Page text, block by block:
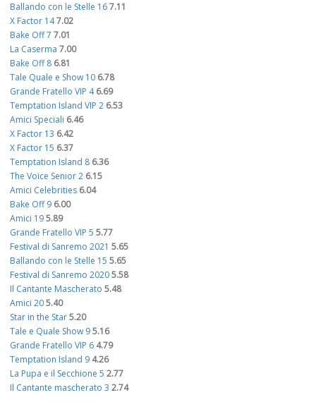
Ballando con le Stelle 167.11
X Factor 147.02
Bake Off 7 7.01
La Caserma 7.00
Bake Off 8 6.81
Tale Quale e Show 10 6.78
Grande Fratello VIP 4 6.69
Temptation Island VIP 2 6.53
Amici Speciali 6.46
X Factor 13 6.42
X Factor 15 6.37
Temptation Island 8 6.36
The Voice Senior 2 6.15
Amici Celebrities 6.04
Bake Off 9 6.00
Amici 195.89
Grande Fratello VIP 5 5.77
Festival di Sanremo 2021 5.65
Ballando con le Stelle 15 5.65
Festival di Sanremo 20205.58
Il Cantante Mascherato 5.48
Amici 205.40
Star in the Star5.20
Tale e Quale Show 95.16
Grande Fratello VIP 6 4.79
Temptation Island 9 4.26
La Pupa e il Secchione 5 2.77
Il Cantante mascherato 3 2.74